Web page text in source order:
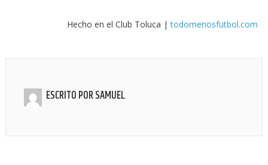
Hecho en el Club Toluca |todomenosfutbol.com
ESCRITO PORSAMUEL